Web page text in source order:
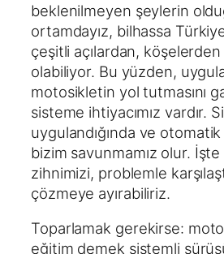
beklenilmeyen şeylerin
ortamdayız, bilhassa
çeşitli açılardan,
olabiliyor. Bu yüzden,
motosikletin yol tutmasını
sisteme ihtiyacımız vardır.
uygulandığında ve
bizim savunmamız olur.
zihnimizi, problemle
çözmeye ayırabiliriz.
Toparlamak gerekirse:
eğitim demek sistemli